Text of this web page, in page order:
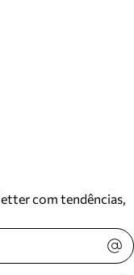
com tendências,